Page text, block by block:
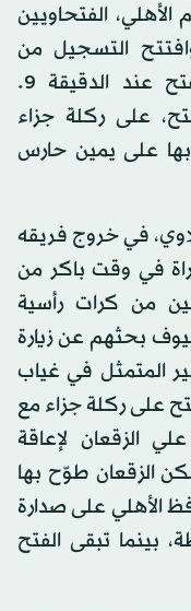
الفتحاويين
التسجيل من
تسديدة رائعة أسكنها شباك الفتح عند الدقيقة 9.
على ركلة جزاء
على يمين حارس
في خروج فريقه
في وقت باكر من
من كرات رأسية
وواصل الضيوف بحثهم عن زيارة
المتمثل في غياب
على ركلة جزاء مع
الزقعان لإعاقة
الزقعان طوّح بها
الأهلي على صدارة
هذا الانتصار بـ31 نقطة، بينما تبقى الفتح